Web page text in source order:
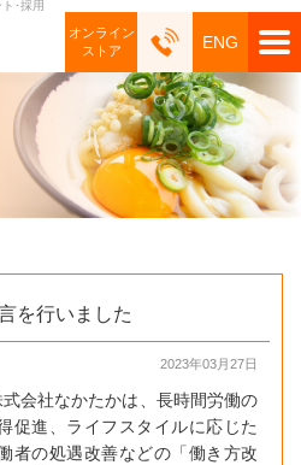
･採用
オンライン
ストア
ENG
を行いました
2023年03月27日
会社なかたかは、長時間労働の
促進、ライフスタイルに応じた
者の処遇改善などの「働き方改